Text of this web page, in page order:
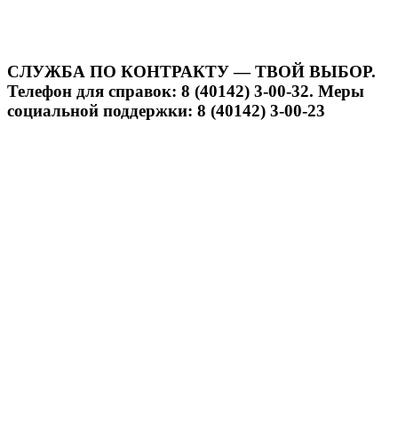
СЛУЖБА ПО КОНТРАКТУ — ТВОЙ ВЫБОР.
Телефон для справок: 8 (40142) 3-00-32. Меры
социальной поддержки: 8 (40142) 3-00-23